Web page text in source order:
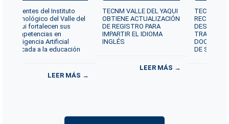
Docentes del Instituto
Tecnológico del Valle del
Yaqui fortalecen sus
competencias en
Inteligencia Artificial
aplicada a la educación
LEER MÁS →
TECNM VALLE DEL YAQUI
OBTIENE ACTUALIZACIÓN
DE REGISTRO PARA
IMPARTIR EL IDIOMA
INGLÉS
LEER MÁS →
TECNM
DOCENTE
DE